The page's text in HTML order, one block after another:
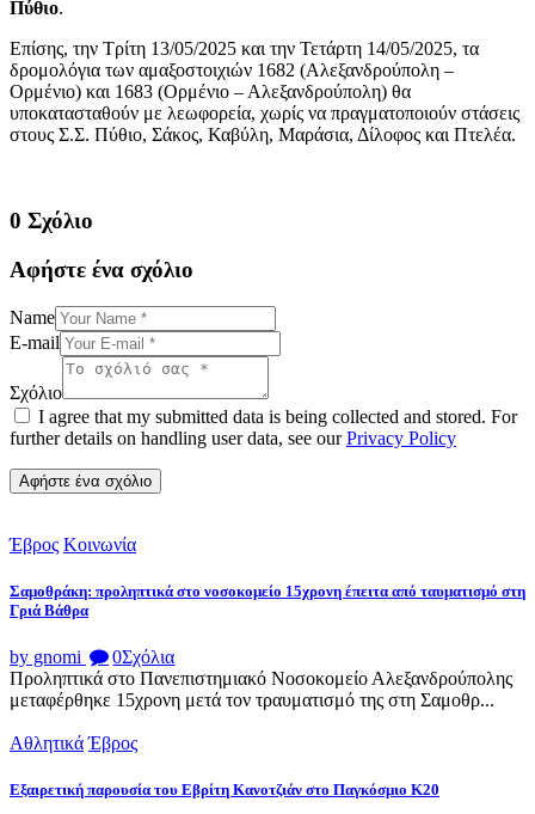
Πύθιο.
Επίσης, την Τρίτη 13/05/2025 και την Τετάρτη 14/05/2025, τα
δρομολόγια των αμαξοστοιχιών 1682 (Αλεξανδρούπολη –
Ορμένιο) και 1683 (Ορμένιο – Αλεξανδρούπολη) θα
υποκατασταθούν με λεωφορεία, χωρίς να πραγματοποιούν στάσεις
στους Σ.Σ. Πύθιο, Σάκος, Καβύλη, Μαράσια, Δίλοφος και Πτελέα.
0 Σχόλιο
Αφήστε ένα σχόλιο
Name
E-mail
Σχόλιο
I agree that my submitted data is being collected and stored. For
further details on handling user data, see ourPrivacy Policy
Έβρος Κοινωνία
Σαμοθράκη: προληπτικά στο νοσοκομείο 15χρονη έπειτα από ταυματισμό στη
Γριά Βάθρα
by gnomi 0Σχόλια
Προληπτικά στο Πανεπιστημιακό Νοσοκομείο Αλεξανδρούπολης
μεταφέρθηκε 15χρονη μετά τον τραυματισμό της στη Σαμοθρ...
Αθλητικά Έβρος
Εξαιρετική παρουσία του Εβρίτη Κανοτζιάν στο Παγκόσμιο Κ20